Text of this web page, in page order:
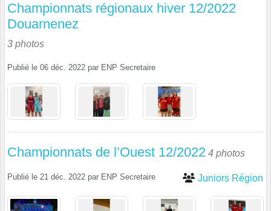
Championnats régionaux hiver 12/2022
Douarnenez
3 photos
Publié le 06 déc. 2022 par ENP Secretaire
Championnats de l’Ouest 12/2022 4 photos
Juniors Région
Publié le 21 déc. 2022 par ENP Secretaire